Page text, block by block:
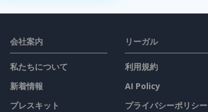
会社案内
私たちについて
新着情報
プレスキット
リーガル
利用規約
AI Policy
プライバシーポリシー